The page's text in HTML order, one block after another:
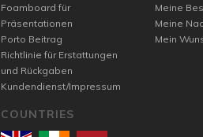
Foamboard für
Präsentationen
Porto Beitrag
Richtlinie für Erstattungen
und Rückgaben
Kundendienst/Impressum
COUNTRIES
Meine
Meine
Mein